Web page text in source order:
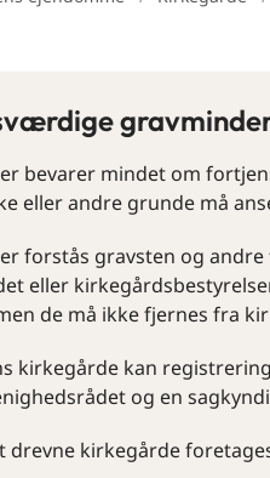
bevarer mindet om
eller andre grunde må
forstås gravsten og
eller
de må ikke fjernes fra
kirkegårde kan
og en
drevne kirkegårde